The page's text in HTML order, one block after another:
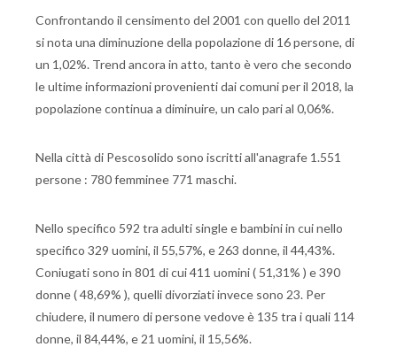
Confrontando il censimento del 2001 con quello del 2011
si nota una diminuzione della popolazione di 16 persone, di
un 1,02%. Trend ancora in atto, tanto è vero che secondo
le ultime informazioni provenienti dai comuni per il 2018, la
popolazione continua a diminuire, un calo pari al 0,06%.
Nella città di Pescosolido sono iscritti all'anagrafe 1.551
persone : 780 femminee 771 maschi.
Nello specifico 592 tra adulti single e bambini in cui nello
specifico 329 uomini, il 55,57%, e 263 donne, il 44,43%.
Coniugati sono in 801 di cui 411 uomini ( 51,31% ) e 390
donne ( 48,69% ), quelli divorziati invece sono 23. Per
chiudere, il numero di persone vedove è 135 tra i quali 114
donne, il 84,44%, e 21 uomini, il 15,56%.